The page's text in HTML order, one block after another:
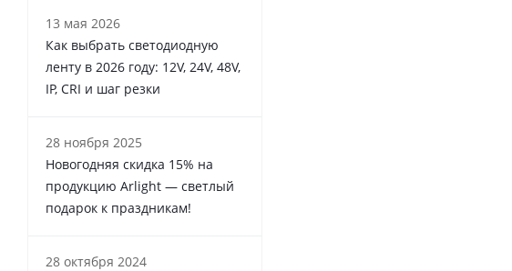
13 мая 2026
Как выбрать светодиодную
ленту в 2026 году: 12V, 24V, 48V,
IP, CRI и шаг резки
28 ноября 2025
Новогодняя скидка 15% на
продукцию Arlight — светлый
подарок к праздникам!
28 октября 2024